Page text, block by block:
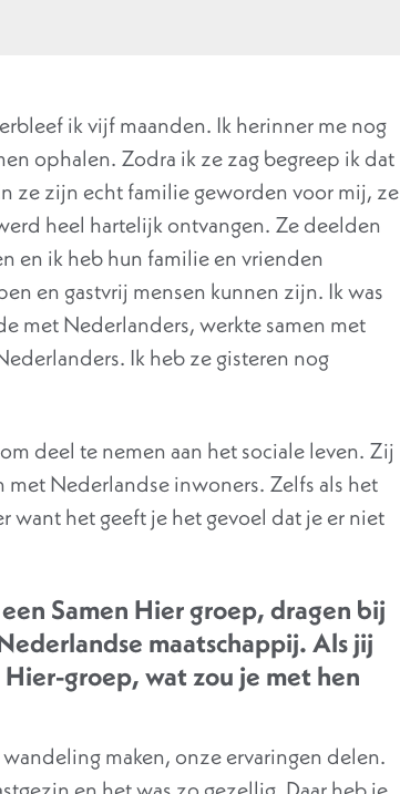
ik vijf maanden. Ik herinner me nog
ophalen. Zodra ik ze zag begreep ik dat
ze zijn echt familie geworden voor mij, ze
heel hartelijk ontvangen. Ze deelden
en ik heb hun familie en vrienden
en gastvrij mensen kunnen zijn. Ik was
met Nederlanders, werkte samen met
Ik heb ze gisteren nog
deel te nemen aan het sociale leven. Zij
met Nederlandse inwoners. Zelfs als het
het geeft je het gevoel dat je er niet
Samen Hier groep, dragen bij
maatschappij. Als jij
groep, wat zou je met hen
maken, onze ervaringen delen.